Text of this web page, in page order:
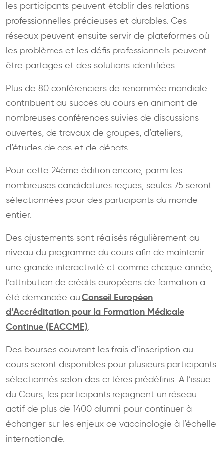
les participants peuvent établir des relations
professionnelles précieuses et durables. Ces
réseaux peuvent ensuite servir de plateformes où
les problèmes et les défis professionnels peuvent
être partagés et des solutions identifiées.
Plus de 80 conférenciers de renommée mondiale
contribuent au succès du cours en animant de
nombreuses conférences suivies de discussions
ouvertes, de travaux de groupes, d’ateliers,
d’études de cas et de débats.
Pour cette 24ème édition encore, parmi les
nombreuses candidatures reçues, seules 75 seront
sélectionnées pour des participants du monde
entier.
Des ajustements sont réalisés régulièrement au
niveau du programme du cours afin de maintenir
une grande interactivité et comme chaque année,
l’attribution de crédits européens de formation a
été demandée auConseil Européen
d’Accréditation pour la Formation Médicale
Continue (EACCME).
Des bourses couvrant les frais d’inscription au
cours seront disponibles pour plusieurs participants
sélectionnés selon des critères prédéfinis. A l’issue
du Cours, les participants rejoignent un réseau
actif de plus de 1400 alumni pour continuer à
échanger sur les enjeux de vaccinologie à l’échelle
internationale.